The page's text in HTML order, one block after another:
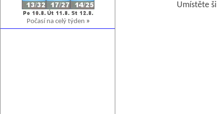
Počasí na celý týden »
Umístěte